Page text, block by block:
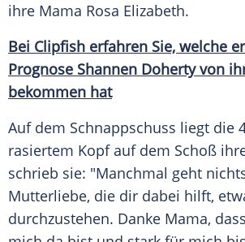
ihre Mama Rosa Elizabeth.
Bei Clipfish erfahren Sie, welche
Prognose Shannen Doherty von
bekommen hat
Auf dem Schnappschuss liegt die
rasiertem Kopf auf dem Schoß
schrieb sie: "Manchmal geht
Mutterliebe, die dir dabei hilft,
durchzustehen. Danke Mama,